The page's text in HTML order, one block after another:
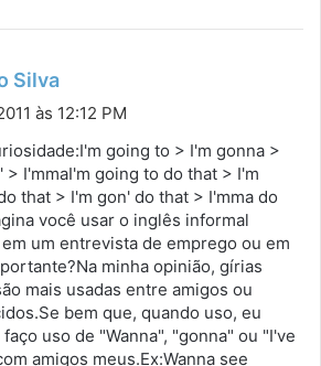
Silva
i
s
e
:
às 12:12 PM
going to > I'm gonna >
> I'mmaI'm going to do that > I'm
that > I'm gon' do that > I'mma do
você usar o inglês informal
um entrevista de emprego ou em
minha opinião, gírias
mais usadas entre amigos ou
bem que, quando uso, eu
faço uso de "Wanna", "gonna" ou "I've
amigos meus.Ex:Wanna see